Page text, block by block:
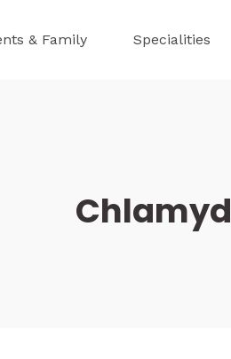
& Family Specialities